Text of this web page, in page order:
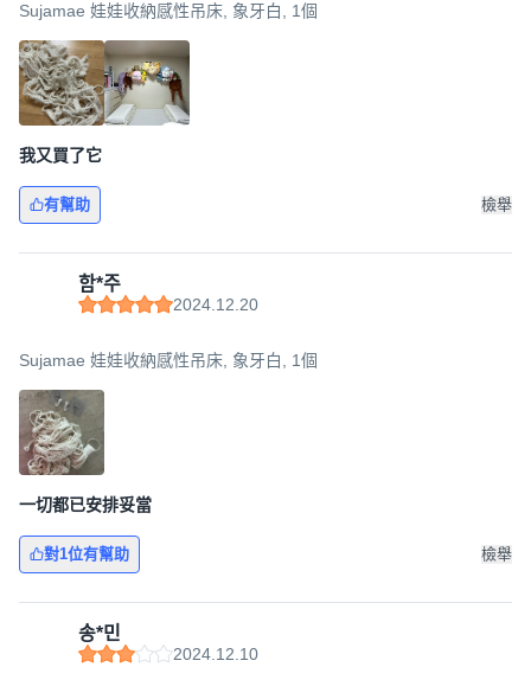
Sujamae 娃娃收納感性吊床, 象牙白, 1個
我又買了它
有幫助 檢舉
함*주
2024.12.20
Sujamae 娃娃收納感性吊床, 象牙白, 1個
一切都已安排妥當
對1位有幫助 檢舉
송*민
2024.12.10